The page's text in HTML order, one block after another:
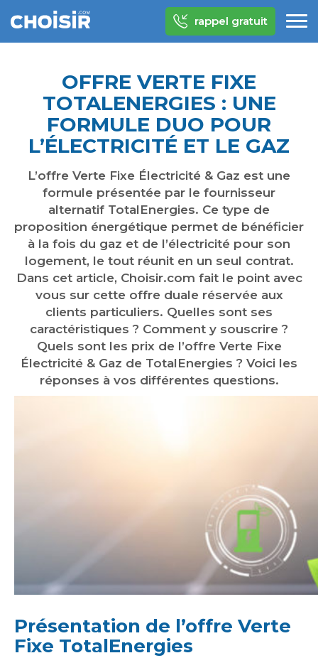
rappel gratuit
OFFRE VERTE FIXE
TOTALENERGIES : UNE
FORMULE DUO POUR
L’ÉLECTRICITÉ ET LE GAZ
L’offre Verte Fixe Électricité & Gaz est une
formule présentée par le fournisseur
alternatif TotalEnergies. Ce type de
proposition énergétique permet de bénéficier
à la fois du gaz et de l’électricité pour son
logement, le tout réunit en un seul contrat.
Dans cet article, Choisir.com fait le point avec
vous sur cette offre duale réservée aux
clients particuliers. Quelles sont ses
caractéristiques ? Comment y souscrire ?
Quels sont les prix de l’offre Verte Fixe
Électricité & Gaz de TotalEnergies ? Voici les
réponses à vos différentes questions.
Présentation de l’offre Verte
Fixe TotalEnergies